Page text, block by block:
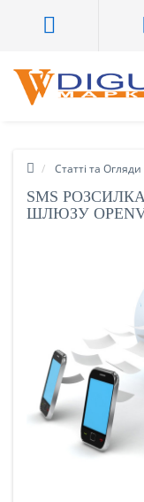
Статті та Огляди
SMS
ШЛЮЗУ